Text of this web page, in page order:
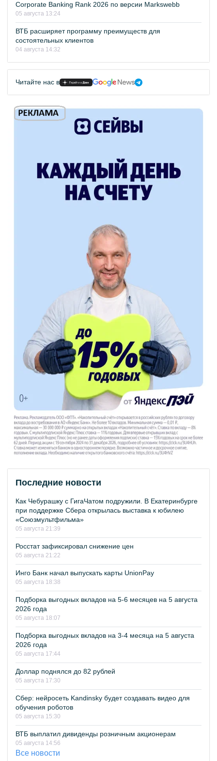
Corporate Banking Rank 2026 по версии Markswebb
05 августа 13:24
ВТБ расширяет программу преимуществ для
состоятельных клиентов
04 августа 14:32
Читайте нас в
Последние новости
Как Чебурашку с ГигаЧатом подружили. В Екатеринбурге
при поддержке Сбера открылась выставка к юбилею
«Союзмультфильма»
05 августа 21:39
Росстат зафиксировал снижение цен
05 августа 21:22
Инго Банк начал выпускать карты UnionPay
05 августа 18:38
Подборка выгодных вкладов на 5-6 месяцев на 5 августа
2026 года
05 августа 18:07
Подборка выгодных вкладов на 3-4 месяца на 5 августа
2026 года
05 августа 17:44
Доллар поднялся до 82 рублей
05 августа 17:30
Сбер: нейросеть Kandinsky будет создавать видео для
обучения роботов
05 августа 15:30
ВТБ выплатил дивиденды розничным акционерам
05 августа 14:56
Все новости